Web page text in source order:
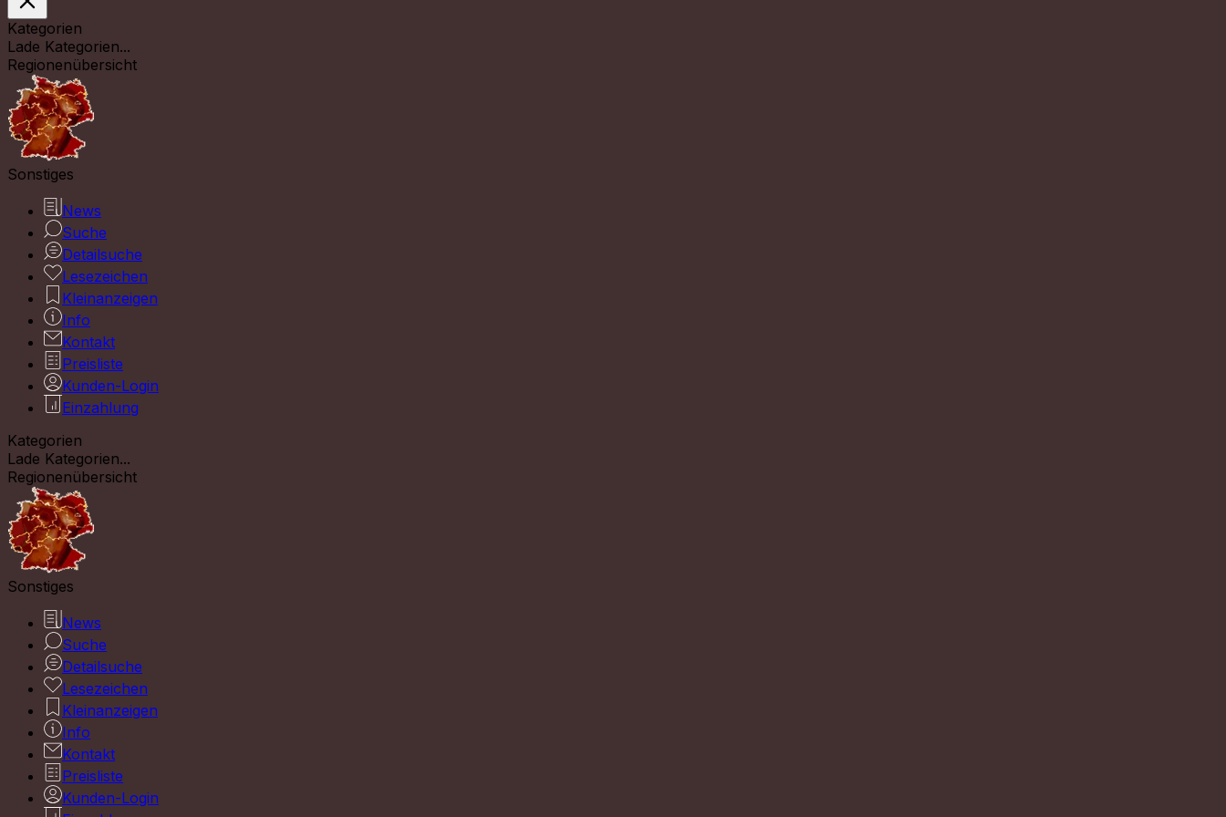
Kategorien
Lade Kategorien...
Regionenübersicht
Sonstiges
News
Suche
Detailsuche
Lesezeichen
Kleinanzeigen
Info
Kontakt
Preisliste
Kunden-Login
Einzahlung
Kategorien
Lade Kategorien...
Regionenübersicht
Sonstiges
News
Suche
Detailsuche
Lesezeichen
Kleinanzeigen
Info
Kontakt
Preisliste
Kunden-Login